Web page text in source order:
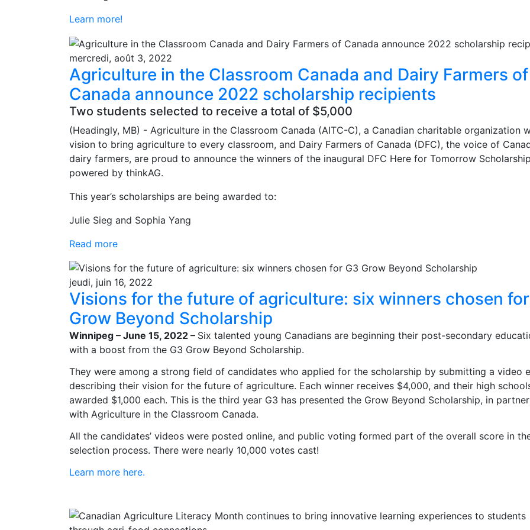
Learn more!
mercredi, août 3, 2022
Agriculture in the Classroom Canada and Dairy Farmers of
Canada announce 2022 scholarship recipients
Two students selected to receive a total of $5,000
(Headingly, MB) - Agriculture in the Classroom Canada (AITC-C), a Canadian charitable organization
vision to bring agriculture to every classroom, and Dairy Farmers of Canada (DFC), the voice of
dairy farmers, are proud to announce the winners of the inaugural DFC Here for Tomorrow
powered by thinkAG.
This year’s scholarships are being awarded to:
Julie Sieg and Sophia Yang
Read more
jeudi, juin 16, 2022
Visions for the future of agriculture: six winners chosen
Grow Beyond Scholarship
Winnipeg – June 15, 2022 – Six talented young Canadians are beginning their post-secondary
with a boost from the G3 Grow Beyond Scholarship.
They were among a strong field of candidates who applied for the scholarship by submitting a video
describing their vision for the future of agriculture. Each winner receives $4,000, and their high
awarded $1,000 each. This is the third year G3 has presented the Grow Beyond Scholarship, in
with Agriculture in the Classroom Canada.
All the candidates’ videos were posted online, and public voting formed part of the overall score in
selection process. There were nearly 10,000 votes cast!
Learn more here.